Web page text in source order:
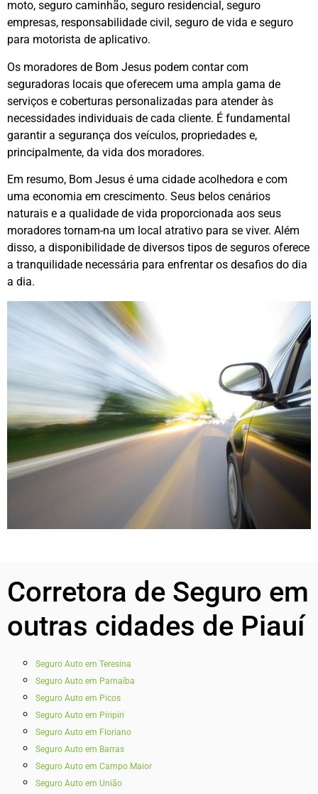
moto, seguro caminhão, seguro residencial, seguro
empresas, responsabilidade civil, seguro de vida e seguro
para motorista de aplicativo.
Os moradores de Bom Jesus podem contar com
seguradoras locais que oferecem uma ampla gama de
serviços e coberturas personalizadas para atender às
necessidades individuais de cada cliente. É fundamental
garantir a segurança dos veículos, propriedades e,
principalmente, da vida dos moradores.
Em resumo, Bom Jesus é uma cidade acolhedora e com
uma economia em crescimento. Seus belos cenários
naturais e a qualidade de vida proporcionada aos seus
moradores tornam-na um local atrativo para se viver. Além
disso, a disponibilidade de diversos tipos de seguros oferece
a tranquilidade necessária para enfrentar os desafios do dia
a dia.
Corretora de Seguro em
outras cidades de Piauí
Seguro Auto em Teresina
Seguro Auto em Parnaíba
Seguro Auto em Picos
Seguro Auto em Piripiri
Seguro Auto em Floriano
Seguro Auto em Barras
Seguro Auto em Campo Maior
Seguro Auto em União